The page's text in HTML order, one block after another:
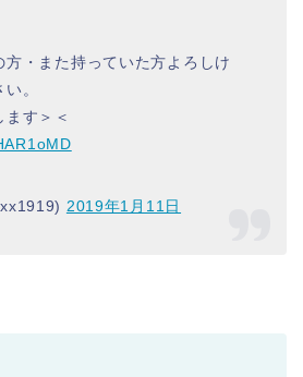
方・また持っていた方よろしけ
。
ます＞＜
2019年1月11日